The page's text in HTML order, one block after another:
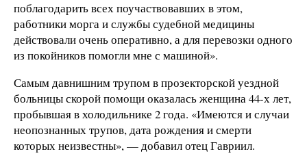
поблагодарить всех поучаствовавших в этом,
работники морга и службы судебной медицины
действовали очень оперативно, а для перевозки одного
из покойников помогли мне с машиной».
Самым давнишним трупом в прозекторской уездной
больницы скорой помощи оказалась женщина 44-х лет,
пробывшая в холодильнике 2 года. «Имеются и случаи
неопознанных трупов, дата рождения и смерти
которых неизвестны», — добавил отец Гавриил.